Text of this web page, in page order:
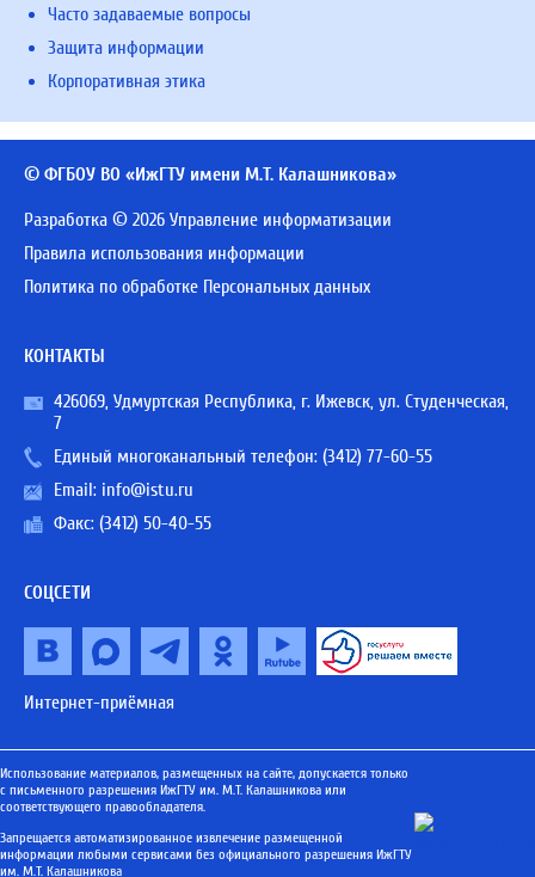
Часто задаваемые вопросы
Защита информации
Корпоративная этика
© ФГБОУ ВО «ИжГТУ имени М.Т. Калашникова»
Разработка © 2026 Управление информатизации
Правила использования информации
Политика по обработке Персональных данных
КОНТАКТЫ
426069, Удмуртская Республика, г. Ижевск, ул. Студенческая,
7
Единый многоканальный телефон: (3412) 77-60-55
Email: info@istu.ru
Факс: (3412) 50-40-55
СОЦСЕТИ
Интернет-приёмная
Использование материалов, размещенных на сайте, допускается только
с письменного разрешения ИжГТУ им. М.Т. Калашникова или
соответствующего правообладателя.
Запрещается автоматизированное извлечение размещенной
информации любыми сервисами без официального разрешения ИжГТУ
им. М.Т. Калашникова